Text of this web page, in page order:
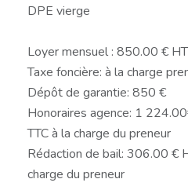
DPE vierge
Loyer mensuel : 850.00 €
Taxe foncière: à la charge
Dépôt de garantie: 850 €
Honoraires agence: 1
TTC à la charge du preneur
Rédaction de bail: 306.00 €
charge du preneur